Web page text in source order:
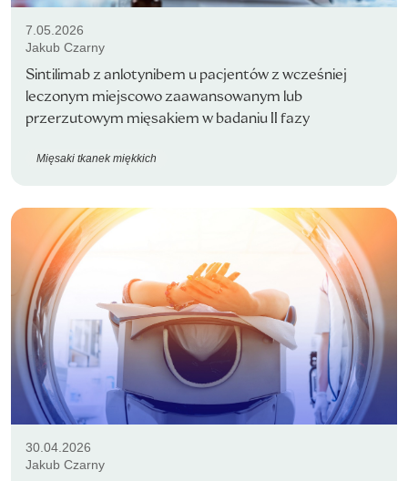
7.05.2026
Jakub Czarny
Sintilimab z anlotynibem u pacjentów z wcześniej
leczonym miejscowo zaawansowanym lub
przerzutowym mięsakiem w badaniu II fazy
Mięsaki tkanek miękkich
30.04.2026
Jakub Czarny